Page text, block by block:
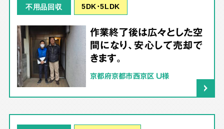
不用品回収 5DK･5LDK
作業終了後は広々とした空
間になり、安心して売却で
きます。
京都府京都市西京区 U様